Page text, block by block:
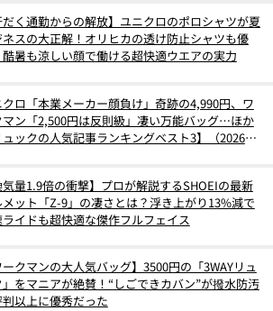
だく通勤からの解放】ユニクロのポロシャツが夏
ネスの大正解！オリヒカの透け防止シャツも優
暑も涼しい顔で働ける超快適ウエアの実力
クロ「本業メーカー顔負け」奇跡の4,990円、ワ
マン「2,500円は反則級」凄い万能バッグ…ほか
ュックの人気記事ランキングベスト3】（2026年
気量1.9倍の衝撃】プロが解説するSHOEIの最新
メット「Z-9」の凄さとは？浮き上がり13%減で
イドも超快適な傑作フルフェイス
ークマンの大人気バッグ】3500円の「3WAYリュ
」をマニアが絶賛！“しごできカバン”が撥水防汚
判以上に優秀だった